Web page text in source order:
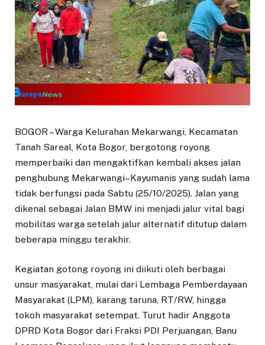
BOGOR – Warga Kelurahan Mekarwangi, Kecamatan
Tanah Sareal, Kota Bogor, bergotong royong
memperbaiki dan mengaktifkan kembali akses jalan
penghubung Mekarwangi–Kayumanis yang sudah lama
tidak berfungsi pada Sabtu (25/10/2025). Jalan yang
dikenal sebagai Jalan BMW ini menjadi jalur vital bagi
mobilitas warga setelah jalur alternatif ditutup dalam
beberapa minggu terakhir.
Kegiatan gotong royong ini diikuti oleh berbagai
unsur masyarakat, mulai dari Lembaga Pemberdayaan
Masyarakat (LPM), karang taruna, RT/RW, hingga
tokoh masyarakat setempat. Turut hadir Anggota
DPRD Kota Bogor dari Fraksi PDI Perjuangan, Banu